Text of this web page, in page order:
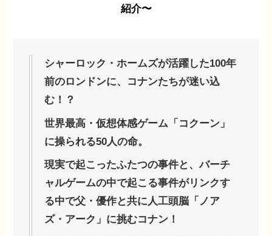
紹介〜
シャーロック・ホームズが活躍した100年
前のロンドンに、コナンたちが迷い込
む！？
世界最高・仮想体感ゲーム「コクーン」
に操られる50人の命。
現実で起こったふたつの事件と、バーチ
ャルゲームの中で起こる事件がリンクす
る中で父・優作と共に人工頭脳「ノア
ズ・アーク」に挑むコナン！